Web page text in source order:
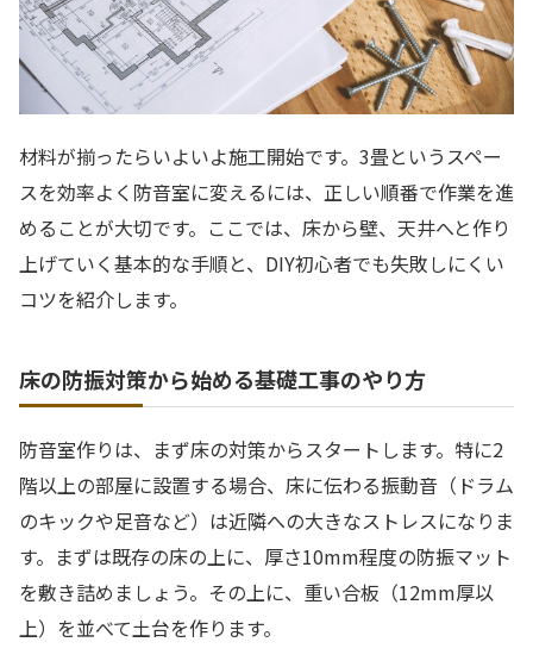
材料が揃ったらいよいよ施工開始です。3畳というスペー
スを効率よく防音室に変えるには、正しい順番で作業を進
めることが大切です。ここでは、床から壁、天井へと作り
上げていく基本的な手順と、DIY初心者でも失敗しにくい
コツを紹介します。
床の防振対策から始める基礎工事のやり方
防音室作りは、まず床の対策からスタートします。特に2
階以上の部屋に設置する場合、床に伝わる振動音（ドラム
のキックや足音など）は近隣への大きなストレスになりま
す。まずは既存の床の上に、厚さ10mm程度の防振マット
を敷き詰めましょう。その上に、重い合板（12mm厚以
上）を並べて土台を作ります。